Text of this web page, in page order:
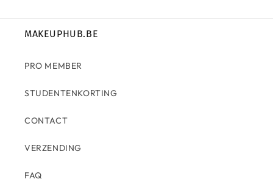
MAKEUPHUB.BE
PRO MEMBER
STUDENTENKORTING
CONTACT
VERZENDING
FAQ